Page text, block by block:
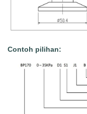
Contoh pilihan: